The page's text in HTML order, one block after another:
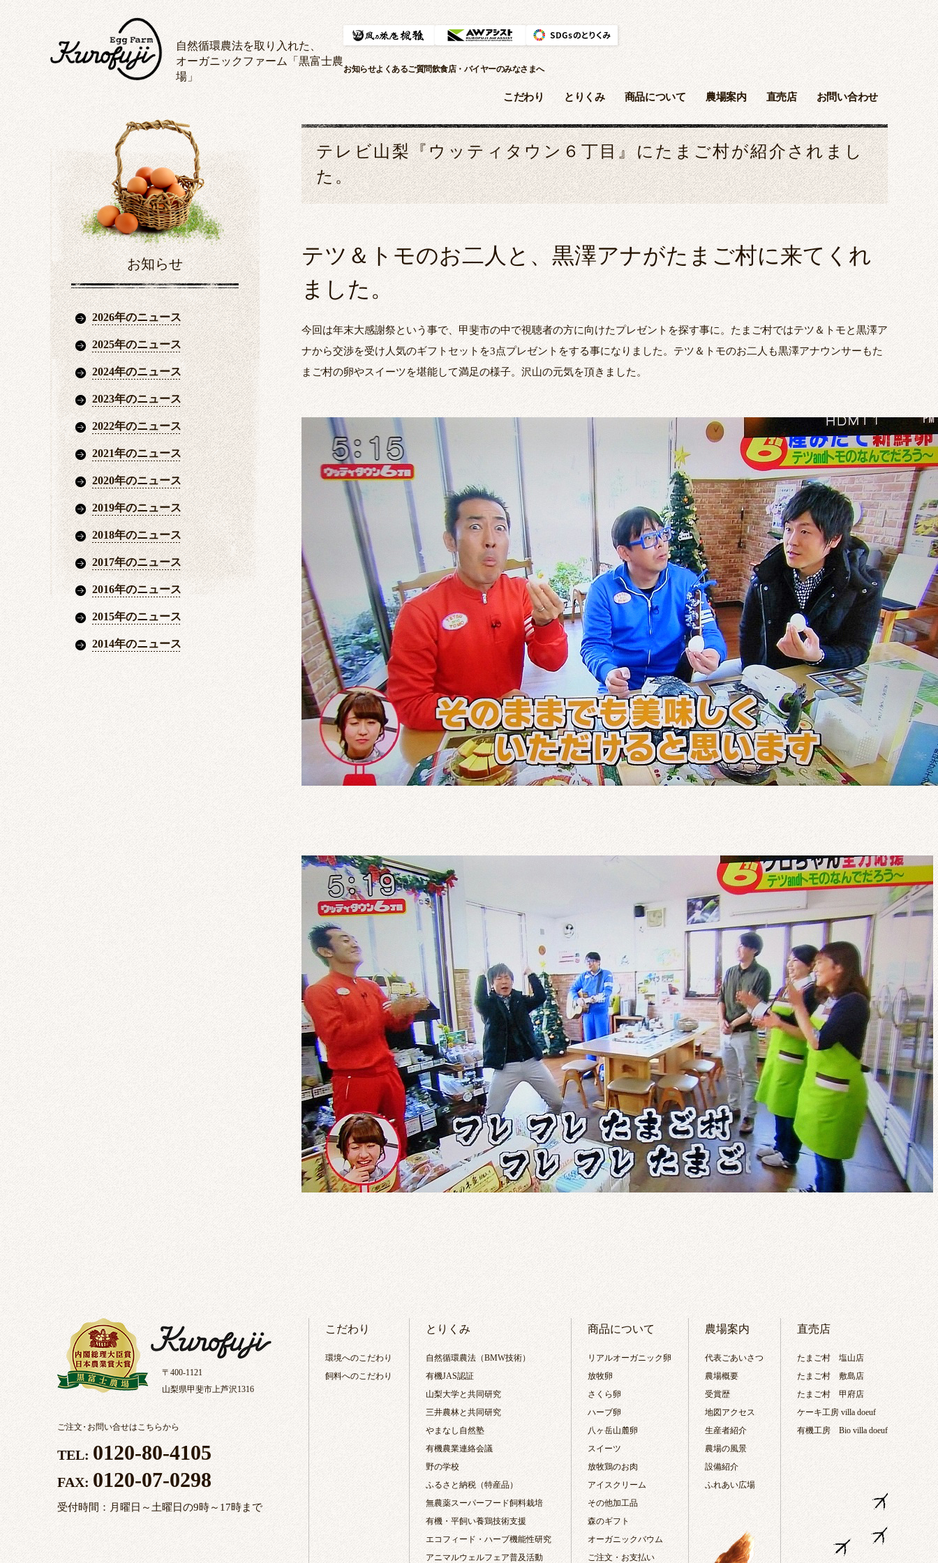
自然循環農法を取り入れた、
オーガニックファーム「黒富士農
場」
お知らせよくあるご質問飲食店・バイヤーのみなさまへ
こだわり とりくみ 商品について 農場案内 直売店 お問い合わせ
お知らせ
2026年のニュース
2025年のニュース
2024年のニュース
2023年のニュース
2022年のニュース
2021年のニュース
2020年のニュース
2019年のニュース
2018年のニュース
2017年のニュース
2016年のニュース
2015年のニュース
2014年のニュース
テレビ山梨『ウッティタウン６丁目』にたまご村が紹介されまし
た。
テツ＆トモのお二人と、黒澤アナがたまご村に来てくれ
ました。
今回は年末大感謝祭という事で、甲斐市の中で視聴者の方に向けたプレゼントを探す事に。たまご村ではテツ＆トモと黒澤ア
ナから交渉を受け人気のギフトセットを3点プレゼントをする事になりました。テツ＆トモのお二人も黒澤アナウンサーもた
まご村の卵やスイーツを堪能して満足の様子。沢山の元気を頂きました。
〒400-1121
山梨県甲斐市上芦沢1316
ご注文・お問い合せはこちらから
TEL: 0120-80-4105
FAX: 0120-07-0298
受付時間：月曜日～土曜日の9時～17時まで
こだわり
環境へのこだわり
飼料へのこだわり
とりくみ
自然循環農法（BMW技術）
有機JAS認証
山梨大学と共同研究
三井農林と共同研究
やまなし自然塾
有機農業連絡会議
野の学校
ふるさと納税（特産品）
無農薬スーパーフード飼料栽培
有機・平飼い養鶏技術支援
エコフィード・ハーブ機能性研究
アニマルウェルフェア普及活動
商品について
リアルオーガニック卵
放牧卵
さくら卵
ハーブ卵
八ヶ岳山麓卵
スイーツ
放牧鶏のお肉
アイスクリーム
その他加工品
森のギフト
オーガニックバウム
ご注文・お支払い
農場案内
代表ごあいさつ
農場概要
受賞歴
地図アクセス
生産者紹介
農場の風景
設備紹介
ふれあい広場
直売店
たまご村 塩山店
たまご村 敷島店
たまご村 甲府店
ケーキ工房 villa doeuf
有機工房 Bio villa doeuf